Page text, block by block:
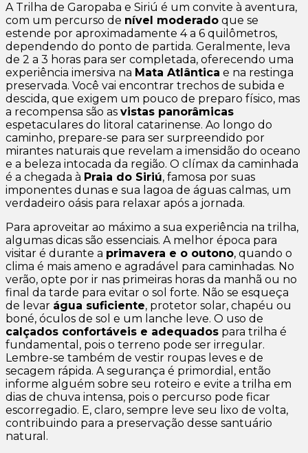
A Trilha de Garopaba e Siriú é um convite à aventura,
com um percurso de nível moderado que se
estende por aproximadamente 4 a 6 quilômetros,
dependendo do ponto de partida. Geralmente, leva
de 2 a 3 horas para ser completada, oferecendo uma
experiência imersiva na Mata Atlântica e na restinga
preservada. Você vai encontrar trechos de subida e
descida, que exigem um pouco de preparo físico, mas
a recompensa são as vistas panorâmicas
espetaculares do litoral catarinense. Ao longo do
caminho, prepare-se para ser surpreendido por
mirantes naturais que revelam a imensidão do oceano
e a beleza intocada da região. O clímax da caminhada
é a chegada à Praia do Siriú, famosa por suas
imponentes dunas e sua lagoa de águas calmas, um
verdadeiro oásis para relaxar após a jornada.
Para aproveitar ao máximo a sua experiência na trilha,
algumas dicas são essenciais. A melhor época para
visitar é durante a primavera e o outono, quando o
clima é mais ameno e agradável para caminhadas. No
verão, opte por ir nas primeiras horas da manhã ou no
final da tarde para evitar o sol forte. Não se esqueça
de levar água suficiente, protetor solar, chapéu ou
boné, óculos de sol e um lanche leve. O uso de
calçados confortáveis e adequados para trilha é
fundamental, pois o terreno pode ser irregular.
Lembre-se também de vestir roupas leves e de
secagem rápida. A segurança é primordial, então
informe alguém sobre seu roteiro e evite a trilha em
dias de chuva intensa, pois o percurso pode ficar
escorregadio. E, claro, sempre leve seu lixo de volta,
contribuindo para a preservação desse santuário
natural.